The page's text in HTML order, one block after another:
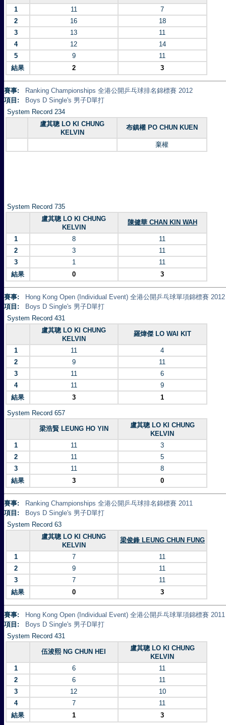
1
11
7
2
16
18
3
13
11
4
12
14
5
9
11
結果
2 3
賽事:
Ranking Championships 全港公開乒乓球排名錦標賽 2012
項目:
Boys D Single's 男子D單打
System Record 234
盧其聰 LO KI CHUNG
KELVIN
布鎮權 PO CHUN KUEN
棄權
System Record 735
盧其聰 LO KI CHUNG
KELVIN
陳健華 CHAN KIN WAH
1 8
11
2
3
11
3
1
11
結果
0 3
賽事:
Hong Kong Open (Individual Event) 全港公開乒乓球單項錦標賽 2012
項目:
Boys D Single's 男子D單打
System Record 431
盧其聰 LO KI CHUNG
KELVIN
羅煒傑 LO WAI KIT
1 11
4
2
9
11
3
11
6
4
11
9
結果
3 1
System Record 657
梁浩賢 LEUNG HO YIN
盧其聰 LO KI CHUNG
KELVIN
1
11
3
2
11
5
3
11
8
結果
3 0
賽事:
Ranking Championships 全港公開乒乓球排名錦標賽 2011
項目:
Boys D Single's 男子D單打
System Record 63
盧其聰 LO KI CHUNG
KELVIN
梁俊鋒 LEUNG CHUN FUNG
1 7
11
2
9
11
3
7
11
結果
0 3
賽事:
Hong Kong Open (Individual Event) 全港公開乒乓球單項錦標賽 2011
項目:
Boys D Single's 男子D單打
System Record 431
伍浚熙 NG CHUN HEI
盧其聰 LO KI CHUNG
KELVIN
1
6
11
2
6
11
3
12
10
4
7
11
結果
1 3